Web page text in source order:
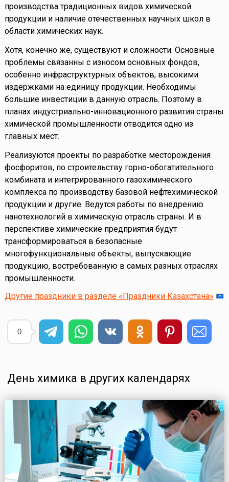
производства традиционных видов химической
продукции и наличие отечественных научных школ в
области химических наук.
Хотя, конечно же, существуют и сложности. Основные
проблемы связанны с износом основных фондов,
особенно инфраструктурных объектов, высокими
издержками на единицу продукции. Необходимы
большие инвестиции в данную отрасль. Поэтому в
планах индустриально-инновационного развития страны
химической промышленности отводится одно из
главных мест.
Реализуются проекты по разработке месторождения
фосфоритов, по строительству горно-обогатительного
комбината и интегрированного газохимического
комплекса по производству базовой нефтехимической
продукции и другие. Ведутся работы по внедрению
нанотехнологий в химическую отрасль страны. И в
перспективе химические предприятия будут
трансформироваться в безопасные
многофункциональные объекты, выпускающие
продукцию, востребованную в самых разных отраслях
промышленности.
Другие праздники в разделе «Праздники Казахстана»
0
День химика в других календарях